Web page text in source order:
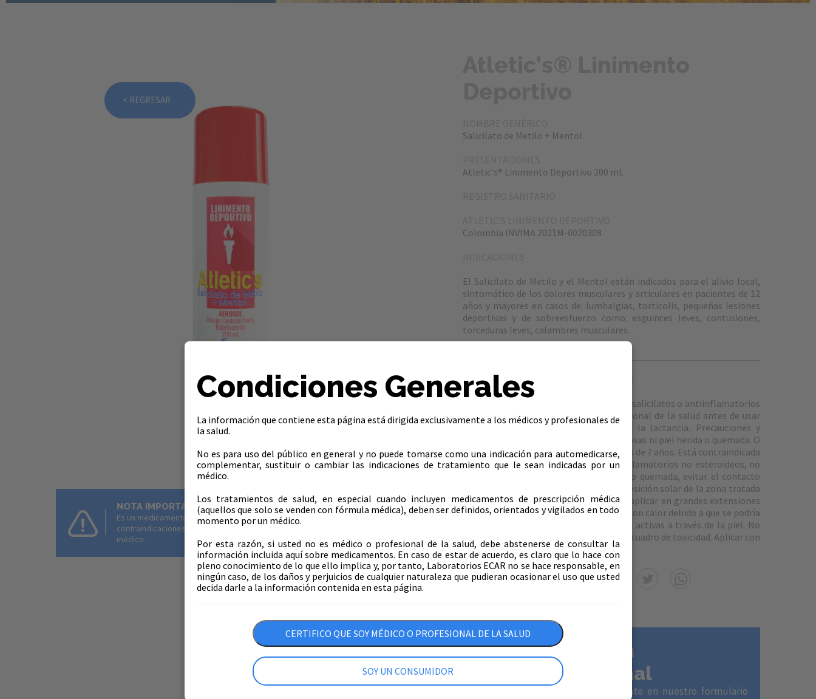
Condiciones Generales
La información que contiene esta página está dirigida exclusivamente a los médicos y profesionales de
la salud.
No es para uso del público en general y no puede tomarse como una indicación para automedicarse,
complementar, sustituir o cambiar las indicaciones de tratamiento que le sean indicadas por un
médico.
Los tratamientos de salud, en especial cuando incluyen medicamentos de prescripción médica
(aquellos que solo se venden con fórmula médica), deben ser definidos, orientados y vigilados en todo
momento por un médico.
Por esta razón, si usted no es médico o profesional de la salud, debe abstenerse de consultar la
información incluida aquí sobre medicamentos. En caso de estar de acuerdo, es claro que lo hace con
pleno conocimiento de lo que ello implica y, por tanto, Laboratorios ECAR no se hace responsable, en
ningún caso, de los daños y perjuicios de cualquier naturaleza que pudieran ocasionar el uso que usted
decida darle a la información contenida en esta página.
CERTIFICO QUE SOY MÉDICO O PROFESIONAL DE LA SALUD
SOY UN CONSUMIDOR
< REGRESAR
NOTA IMPORTANTE:
Es un medicamento. No exceder su consumo. Leer indicaciones y
contraindicaciones en la etiqueta. Si los síntomas persisten consultar al
médico.
Salicilato de Metilo + Mentol
Atletic's® Linimento Deportivo 200 mL
Colombia INVIMA 2021M-0020308
El Salicilato de Metilo y el Mentol están indicados para el alivio local,
sintomático de los dolores musculares y articulares en pacientes de 12
años y mayores en casos de: lumbalgias, tortícolis, pequeñas lesiones
deportivas y de sobreesfuerzo como: esguinces leves, contusiones,
torceduras leves, calambres musculares.
CONTRAINDICACIONES Y ADVERTENCIAS
Está contraindicado en caso de alergia a salicilatos o antiinflamatorios
no esteroideos. Consulte con un profesional de la salud antes de usar
este producto durante el embarazo y la lactancia. Precauciones y
advertencias: no aplicar sobre ojos, mucosas ni piel herida o quemada. O
utilizar con precaución en niños menores de 7 años. Está contraindicada
en caso de alergia a salicilatos o antiinflamatorios no esteroideos, no
utilizar sobre piel con heridas, irritada o quemada, evitar el contacto
con las mucosas y los ojos, evitar la exposición solar de la zona tratada
tras la aplicación del medicamento, no aplicar en grandes extensiones
del cuerpo, ni con vendajes oclusivos, ni con calor debido a que se podría
aumentar la absorción de las sustancias activas a través de la piel. No
ingerir, si se ingiere se puede producir un cuadro de toxicidad. Aplicar con
precaución en pacientes asmáticos.
Compartir en
Si eres un
profesional
de la salud regístrate en nuestro formulario